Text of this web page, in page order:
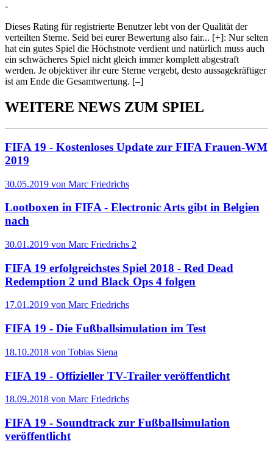
-
Dieses Rating für registrierte Benutzer lebt von der Qualität der
verteilten Sterne. Seid bei eurer Bewertung also fair... [+]: Nur selten
hat ein gutes Spiel die Höchstnote verdient und natürlich muss auch
ein schwächeres Spiel nicht gleich immer komplett abgestraft
werden. Je objektiver ihr eure Sterne vergebt, desto aussagekräftiger
ist am Ende die Gesamtwertung. [–]
WEITERE NEWS ZUM SPIEL
FIFA 19 - Kostenloses Update zur FIFA Frauen-WM
2019
30.05.2019 von Marc Friedrichs
Lootboxen in FIFA - Electronic Arts gibt in Belgien
nach
30.01.2019 von Marc Friedrichs 2
FIFA 19 erfolgreichstes Spiel 2018 - Red Dead
Redemption 2 und Black Ops 4 folgen
17.01.2019 von Marc Friedrichs
FIFA 19 - Die Fußballsimulation im Test
18.10.2018 von Tobias Siena
FIFA 19 - Offizieller TV-Trailer veröffentlicht
18.09.2018 von Marc Friedrichs
FIFA 19 - Soundtrack zur Fußballsimulation
veröffentlicht